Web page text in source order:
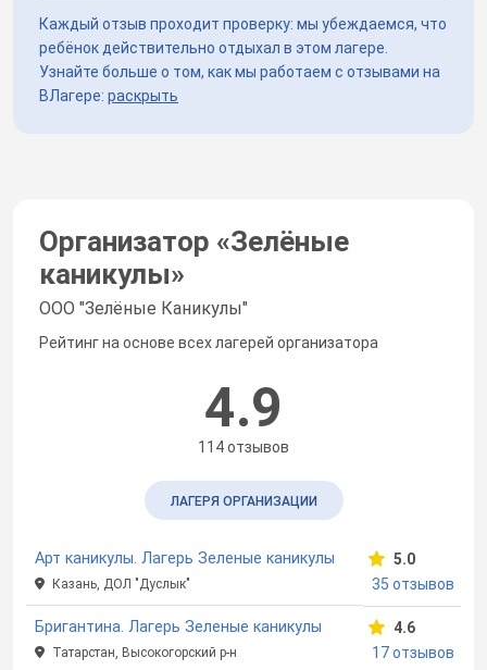
Каждый отзыв проходит проверку: мы убеждаемся, что
ребёнок действительно отдыхал в этом лагере.
Узнайте больше о том, как мы работаем с отзывами на
ВЛагере: раскрыть
Организатор «Зелёные
каникулы»
ООО "Зелёные Каникулы"
Рейтинг на основе всех лагерей организатора
4.9
114 отзывов
ЛАГЕРЯ ОРГАНИЗАЦИИ
Арт каникулы. Лагерь Зеленые каникулы
Казань, ДОЛ "Дуслык"
5.0
35 отзывов
Бригантина. Лагерь Зеленые каникулы
Татарстан, Высокогорский р-н
4.6
17 отзывов